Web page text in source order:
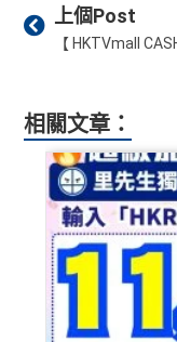
上個Post
相關文章：